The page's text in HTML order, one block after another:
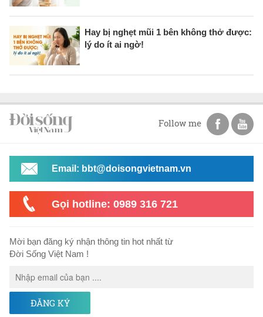
Hay bị nghẹt mũi 1 bên không thở được:
lý do ít ai ngờ!
Follow me
Email: bbt@doisongvietnam.vn
Gọi hotline: 0989 316 721
Mời bạn đăng ký nhận thông tin hot nhất từ
Đời Sống Việt Nam !
ĐĂNG KÝ